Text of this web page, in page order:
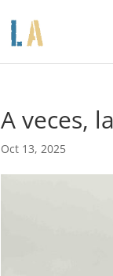
A veces,
Oct 13, 2025